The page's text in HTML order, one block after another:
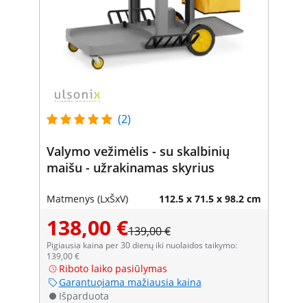
(2)
Valymo vežimėlis - su skalbinių
maišu - užrakinamas skyrius
Matmenys (LxŠxV) 112.5 x 71.5 x 98.2 cm
138,00 €139,00 €
Pigiausia kaina per 30 dienų iki nuolaidos taikymo:
139,00 €
Riboto laiko pasiūlymas
Garantuojama mažiausia kaina
Išparduota